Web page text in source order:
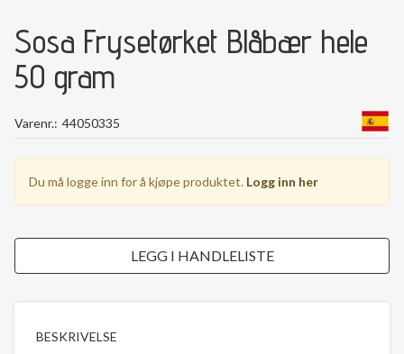
Sosa Frysetørket Blåbær hele
50 gram
Varenr. 44050335
Du må logge inn for å kjøpe produktet. Logg inn her
LEGG I HANDLELISTE
BESKRIVELSE